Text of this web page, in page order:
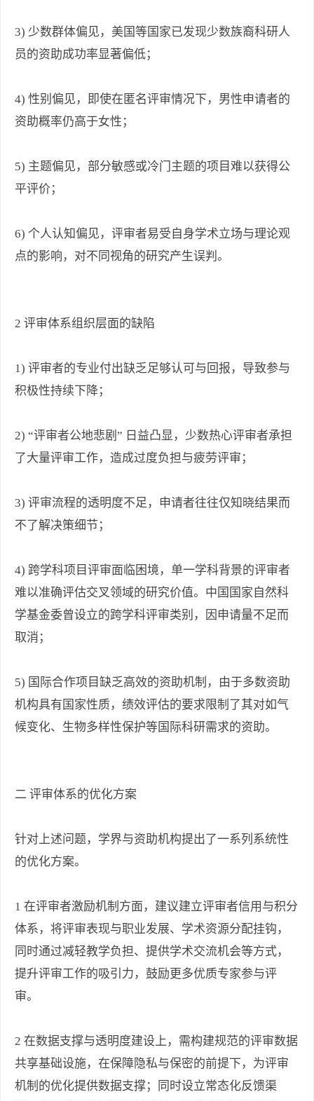
3) 少数群体偏见，美国等国家已发现少数族裔科研人
员的资助成功率显著偏低；
4) 性别偏见，即使在匿名评审情况下，男性申请者的
资助概率仍高于女性；
5) 主题偏见，部分敏感或冷门主题的项目难以获得公
平评价；
6) 个人认知偏见，评审者易受自身学术立场与理论观
点的影响，对不同视角的研究产生误判。
2 评审体系组织层面的缺陷
1) 评审者的专业付出缺乏足够认可与回报，导致参与
积极性持续下降；
2) “评审者公地悲剧” 日益凸显，少数热心评审者承担
了大量评审工作，造成过度负担与疲劳评审；
3) 评审流程的透明度不足，申请者往往仅知晓结果而
不了解决策细节；
4) 跨学科项目评审面临困境，单一学科背景的评审者
难以准确评估交叉领域的研究价值。中国国家自然科
学基金委曾设立的跨学科评审类别，因申请量不足而
取消；
5) 国际合作项目缺乏高效的资助机制，由于多数资助
机构具有国家性质，绩效评估的要求限制了其对如气
候变化、生物多样性保护等国际科研需求的资助。
二 评审体系的优化方案
针对上述问题，学界与资助机构提出了一系列系统性
的优化方案。
1 在评审者激励机制方面，建议建立评审者信用与积分
体系，将评审表现与职业发展、学术资源分配挂钩，
同时通过减轻教学负担、提供学术交流机会等方式，
提升评审工作的吸引力，鼓励更多优质专家参与评
审。
2 在数据支撑与透明度建设上，需构建规范的评审数据
共享基础设施，在保障隐私与保密的前提下，为评审
机制的优化提供数据支撑；同时设立常态化反馈渠